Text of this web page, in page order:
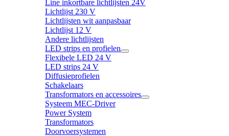
Line inkortbare lichtlijsten 24V
Lichtlijst 230 V
Lichtlijsten wit aanpasbaar
Lichtlijst 12 V
Andere lichtlijsten
LED strips en profielen
Flexibele LED 24 V
LED strips 24 V
Diffusieprofielen
Schakelaars
Transformators en accessoires
Systeem MEC-Driver
Power System
Transformators
Doorvoersystemen